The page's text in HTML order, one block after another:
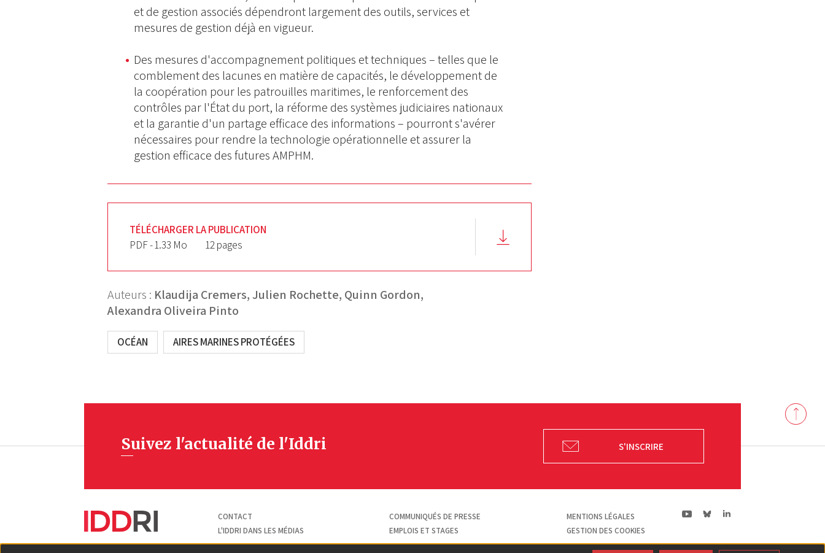
et de gestion associés dépendront largement des outils, services et
mesures de gestion déjà en vigueur.
Des mesures d'accompagnement politiques et techniques – telles que le
comblement des lacunes en matière de capacités, le développement de
la coopération pour les patrouilles maritimes, le renforcement des
contrôles par l'État du port, la réforme des systèmes judiciaires nationaux
et la garantie d'un partage efficace des informations – pourront s'avérer
nécessaires pour rendre la technologie opérationnelle et assurer la
gestion efficace des futures AMPHM.
TÉLÉCHARGER LA PUBLICATION
PDF - 1.33 Mo
12 pages
Auteurs : Klaudija Cremers, Julien Rochette, Quinn Gordon,
Alexandra Oliveira Pinto
OCÉAN AIRES MARINES PROTÉGÉES
Suivez l'actualité de l'Iddri S'INSCRIRE
Back
to
top
Pied
de
page
CONTACT
L'IDDRI DANS LES MÉDIAS
COMMUNIQUÉS DE PRESSE
EMPLOIS ET STAGES
MENTIONS LÉGALES
GESTION DES COOKIES
ln|LinkedIn
bs|Bluesky